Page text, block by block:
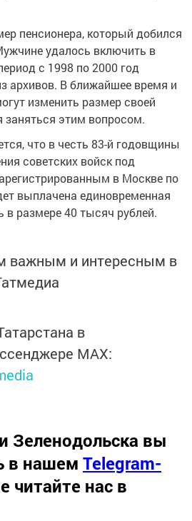
пенсионера, который добился
удалось включить в
с 1998 по 2000 год
архивов. В ближайшее время и
изменить размер своей
заняться этим вопросом.
что в честь 83-й годовщины
советских войск под
в Москве по
выплачена единовременная
размере 40 тысяч рублей.
важным и интересным в
в
MАХ:
Зеленодольска вы
в нашем Telegram-
читайте нас в